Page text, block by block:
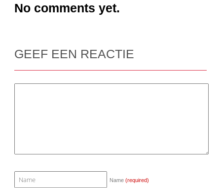
No comments yet.
GEEF EEN REACTIE
Name(required)